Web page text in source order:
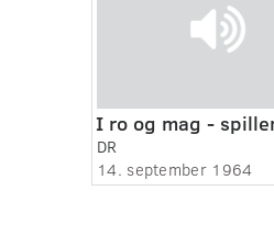
DR
14. september 1964